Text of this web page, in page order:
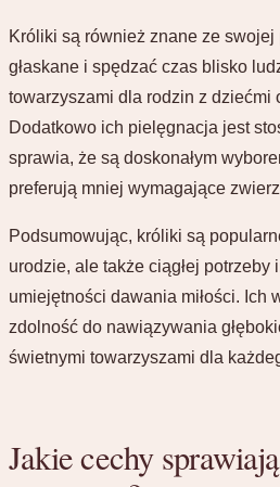
Króliki są również znane ze swojej
głaskane i spędzać czas blisko
towarzyszami dla rodzin z dziećmi
Dodatkowo ich pielęgnacja jest
sprawia, że są doskonałym
preferują mniej wymagające
Podsumowując, króliki są
urodzie, ale także ciągłej potrzeby
umiejętności dawania miłości. Ich
zdolność do nawiązywania
świetnymi towarzyszami dla
Jakie cechy